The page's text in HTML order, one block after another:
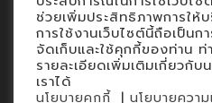
นโยบายข้อมูลส่วนบุคคล
ช่วยเพิ่มประสิทธิภาพการให้
การใช้งานเว็บไซต์นี้ถือเป็นก
จัดเก็บและใช้คุกกี้ของท่าน
รายละเอียดเพิ่มเติมเกี่ยวกั
เราได้
นโยบายคุกกี้ | นโยบายควา